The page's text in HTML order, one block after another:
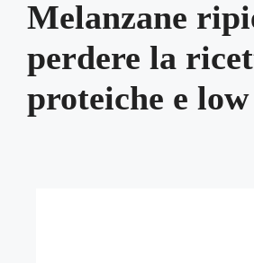
Melanzane
perdere la
proteiche e